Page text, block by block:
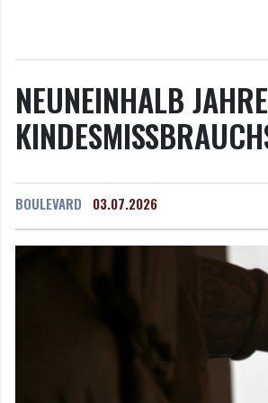
NEUNEINHALB
BOULEVARD 03.07.2026